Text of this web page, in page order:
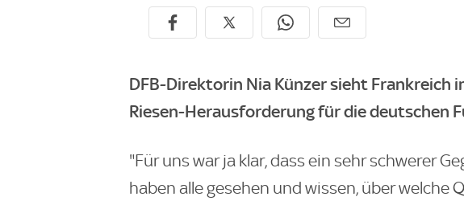
DFB-Direktorin Nia Künzer sieht Frankreich
Riesen-Herausforderung für die deutschen
"Für uns war ja klar, dass ein sehr schwerer
haben alle gesehen und wissen, über welche